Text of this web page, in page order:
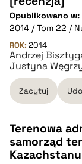
pobierz cytat
BIBTEX
pobierz cytat
Opublikowano w:
2014 / Tom 22 /
ROK: 2014
Andrzej
Justyna
Zacytuj
CZYSTY TEKST
Terenowa
samorząd